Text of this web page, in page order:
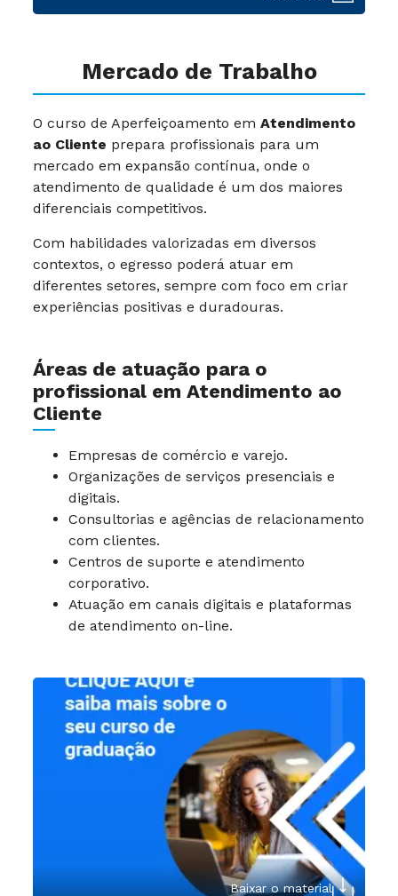
Mercado de Trabalho
O curso de Aperfeiçoamento em Atendimento
ao Cliente prepara profissionais para um
mercado em expansão contínua, onde o
atendimento de qualidade é um dos maiores
diferenciais competitivos.
Com habilidades valorizadas em diversos
contextos, o egresso poderá atuar em
diferentes setores, sempre com foco em criar
experiências positivas e duradouras.
Áreas de atuação para o
profissional em Atendimento ao
Cliente
Empresas de comércio e varejo.
Organizações de serviços presenciais e
digitais.
Consultorias e agências de relacionamento
com clientes.
Centros de suporte e atendimento
corporativo.
Atuação em canais digitais e plataformas
de atendimento on-line.
Baixar o material